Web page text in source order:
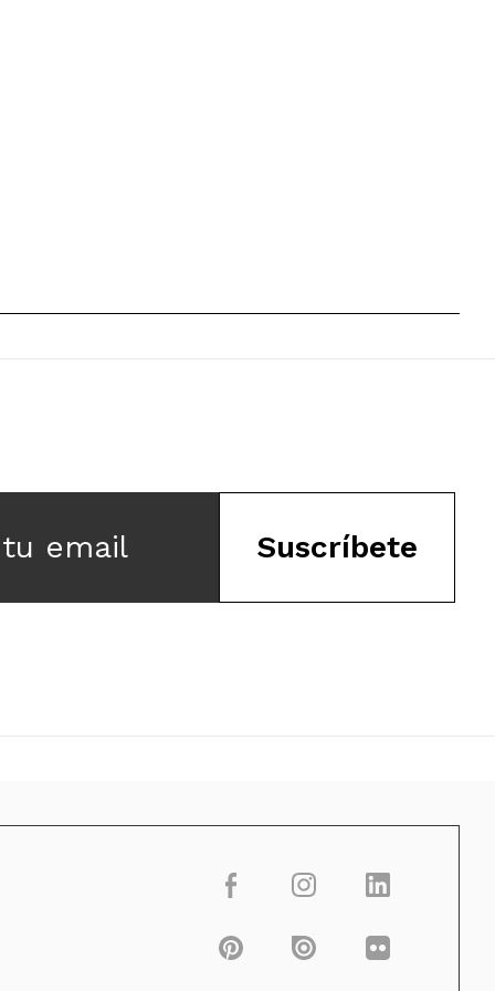
email Suscríbete